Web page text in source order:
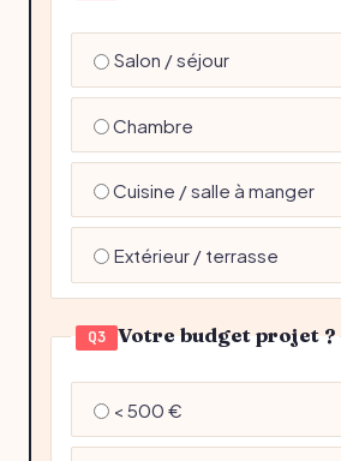
Salon / séjour
Chambre
Cuisine / salle à manger
Extérieur / terrasse
Q3 Votre budget projet ?
< 500 €